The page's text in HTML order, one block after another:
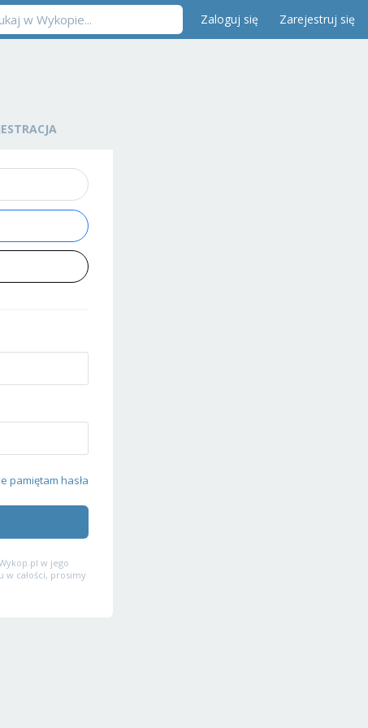
Zaloguj się Zarejestruj się
pamiętam hasła
w jego
w całości, prosimy